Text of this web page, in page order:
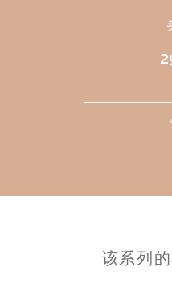
该系列